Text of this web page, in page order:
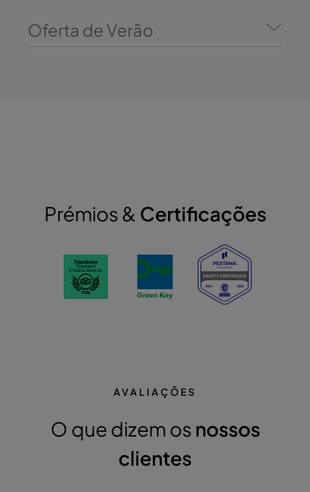
Oferta de Verão
Prémios & Certificações
AVALIAÇÕES
O que dizem os nossos
clientes